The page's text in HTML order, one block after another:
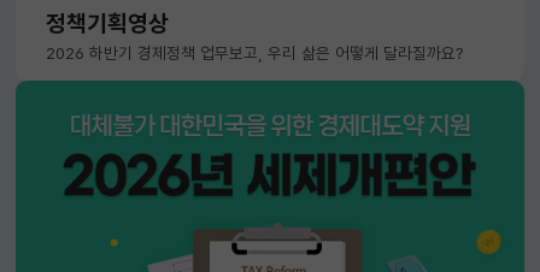
정책기획영상
2026 하반기 경제정책 업무보고, 우리 삶은 어떻게 달라질까요?